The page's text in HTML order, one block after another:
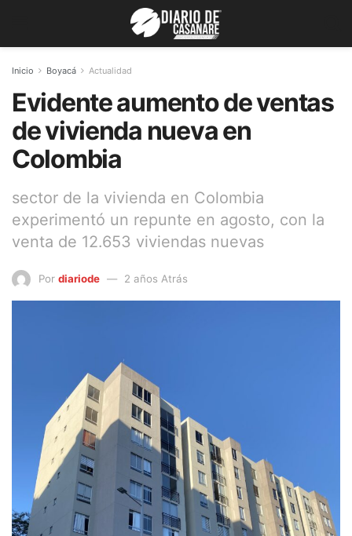
Inicio Boyacá Actualidad
Evidente aumento de ventas
de vivienda nueva en
Colombia
sector de la vivienda en Colombia
experimentó un repunte en agosto, con la
venta de 12.653 viviendas nuevas
Por diariode 2 años Atrás